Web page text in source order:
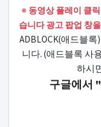
본문
※ 동영상 플레이 클
습니다 광고 팝업 창
ADBLOCK(애드블
니다. (애드블록 사
하시
구글에서